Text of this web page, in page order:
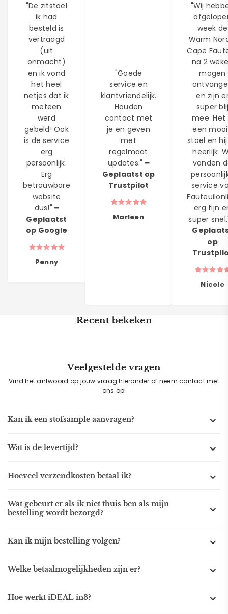
"De zitstoel
ik had
besteld is
vertraagd
(uit
onmacht)
en ik vond
het heel
netjes dat ik
meteen
werd
gebeld! Ook
is de service
erg
persoonlijk.
Erg
betrouwbare
website
dus!" ━
Geplaatst
op Google
Penny
"Goede
service en
klantvriendelijk.
Houden
contact met
je en geven
met
regelmaat
updates." ━
Geplaatst op
Trustpilot
Marleen
"Wij
week de
Warm
Cape
na 2
mogen
en zijn
super
mee. Het
een
stoel en
heerlijk.
vonden
service
erg fijn
super
op
Nicole
Recent bekeken
Veelgestelde vragen
Vind het antwoord op jouw vraag hieronder of neem contact met
ons op!
Kan ik een stofsample aanvragen?
Wat is de levertijd?
Hoeveel verzendkosten betaal ik?
Wat gebeurt er als ik niet thuis ben als mijn
bestelling wordt bezorgd?
Kan ik mijn bestelling volgen?
Welke betaalmogelijkheden zijn er?
Hoe werkt iDEAL in3?